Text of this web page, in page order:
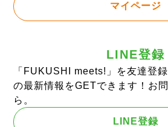
マイページ
LINE登録
「FUKUSHI meets!」を友達登
の最新情報をGETできます！お
ら。
LINE登録